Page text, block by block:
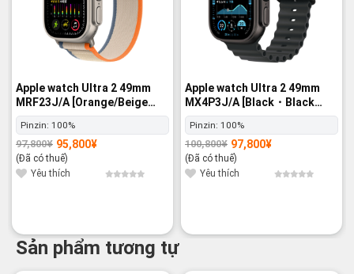
Apple watch Ultra 2 49mm
MRF23J/A [Orange/Beige
Trail Loop M/L] GPS+Cellular
- Nguyên hộp
Pinzin: 100%
97,800¥
Giá
gốc
là:
97,800¥.
95,800¥
Giá
hiện
tại
là:
95,800¥.
(Đã có thuế)
Yêu thích
Apple watch Ultra 2 49mm
MX4P3J/A [Black・Black
Ocean Band] GPS+Cellular -
Nguyên hộp
Pinzin: 100%
100,800¥
Giá
gốc
là:
100,800¥.
97,800¥
Giá
hiện
tại
là:
97,800¥.
(Đã có thuế)
Yêu thích
Sản phẩm tương tự